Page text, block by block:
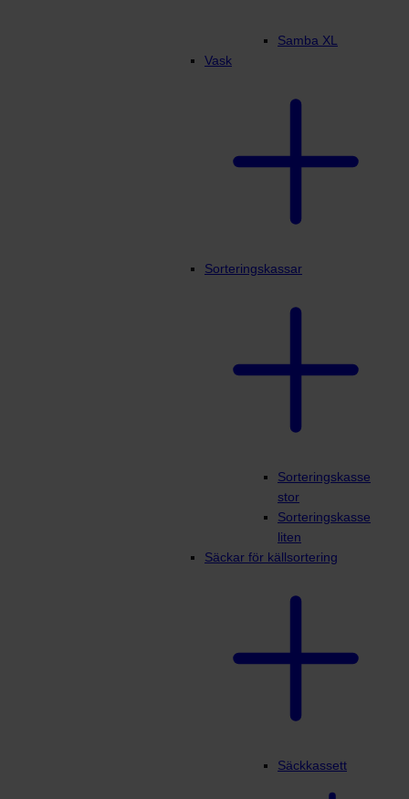
Samba XL
Vask
Sorteringskassar
Sorteringskasse
stor
Sorteringskasse
liten
Säckar för källsortering
Säckkassett